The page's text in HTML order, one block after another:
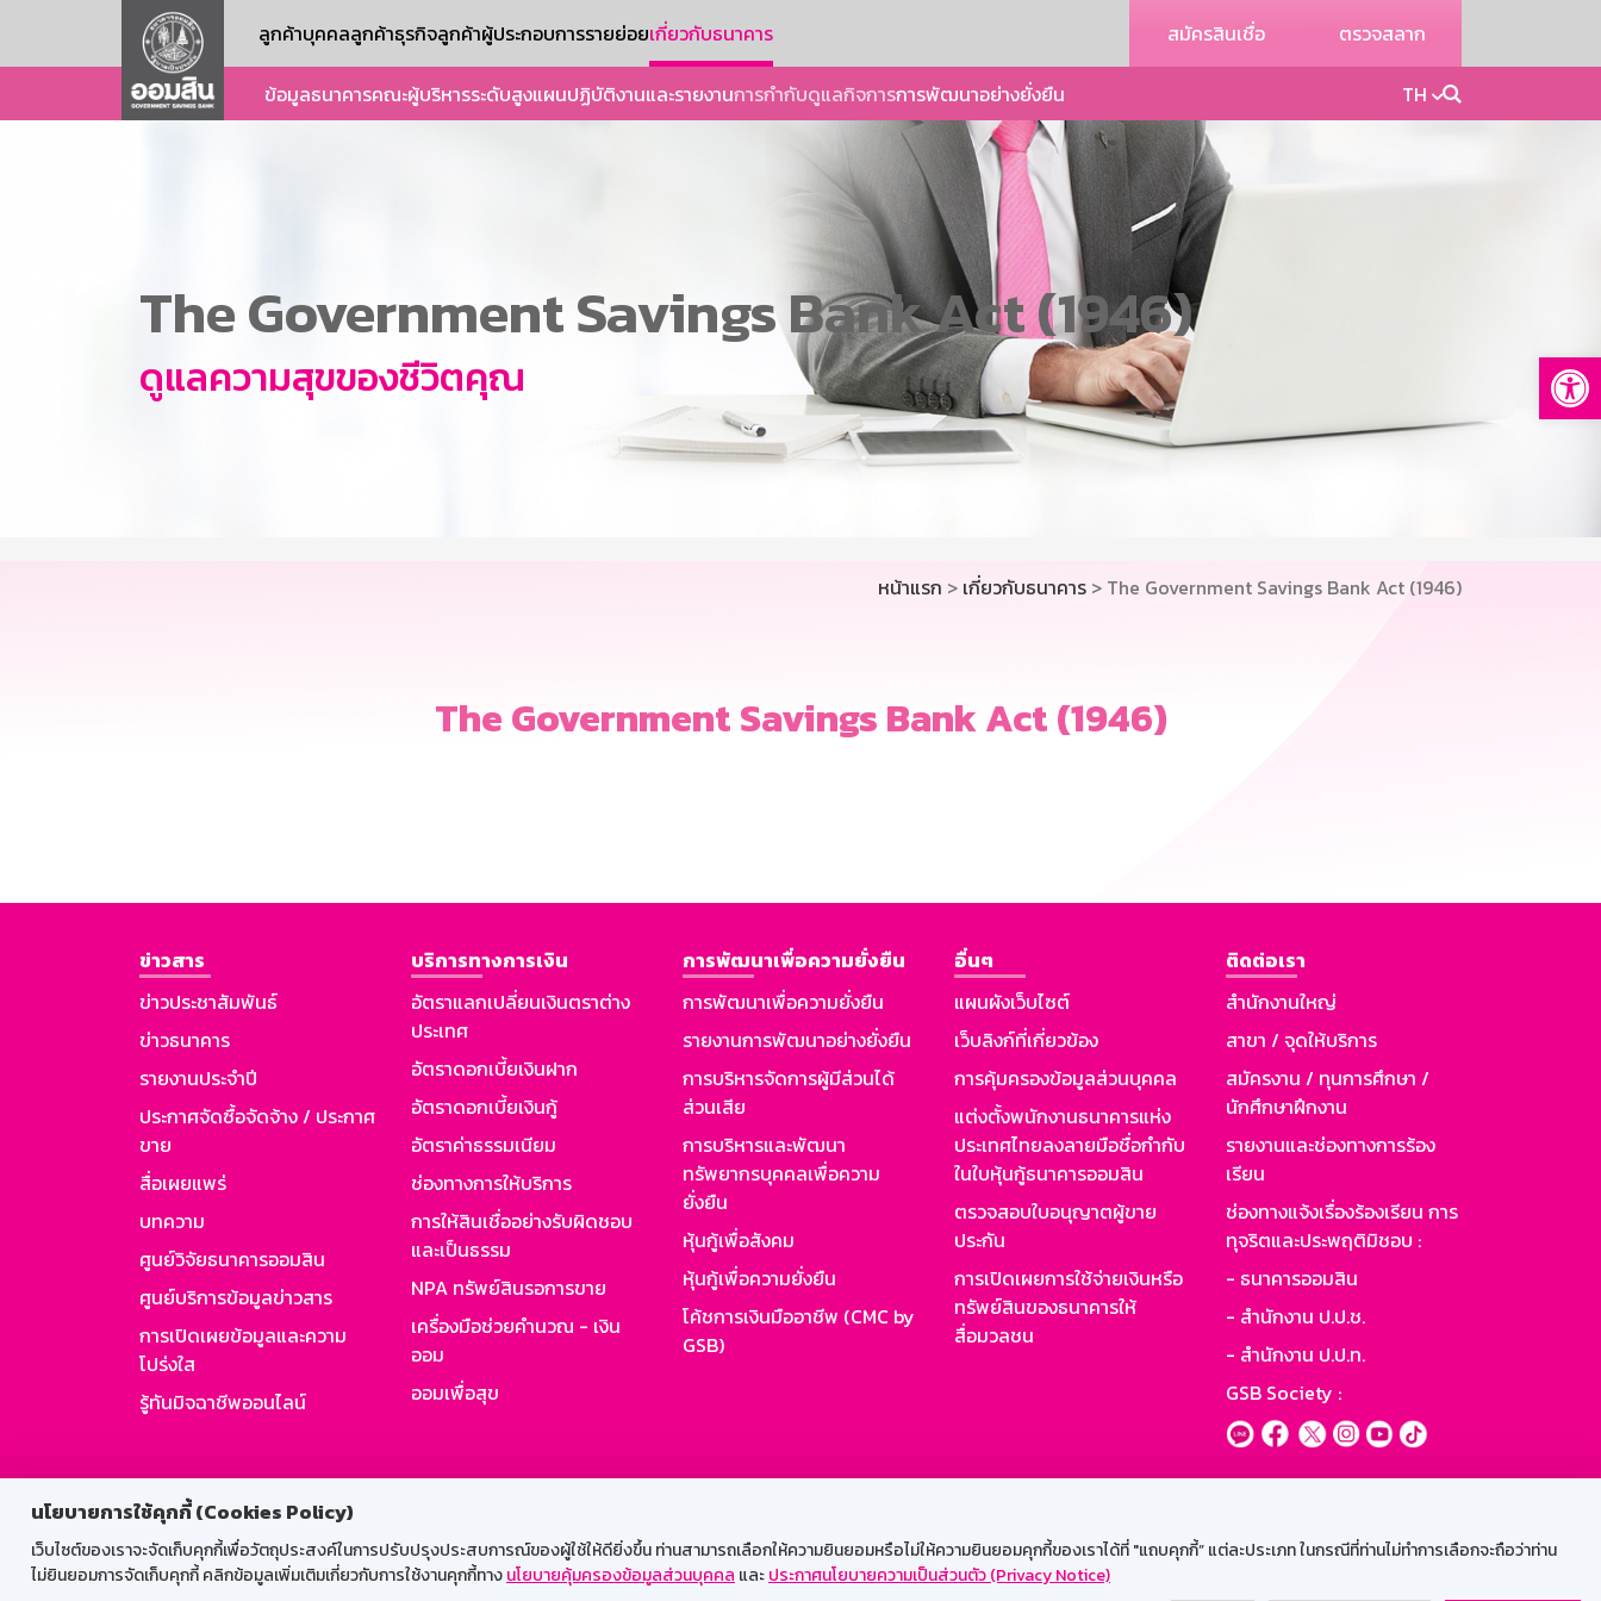
นโยบายการใช้คุกกี้ (Cookies Policy)
เว็บไซต์ของเราจะจัดเก็บคุกกี้เพื่อวัตถุประสงค์ในการปรับปรุงประสบการณ์ของผู้ใช้ให้ดียิ่งขึ้น ท่านสามารถเลือกให้ความยินยอมหรือไม่ให้ความยินยอมคุกกี้ของเราได้ที่ "แถบคุกกี้” แต่ละประเภท ในกรณีที่ท่านไม่ทำการเลือกจะถือว่าท่าน
ไม่ยินยอมการจัดเก็บคุกกี้ คลิกข้อมูลเพิ่มเติมเกี่ยวกับการใช้งานคุกกี้ทางนโยบายคุ้มครองข้อมูลส่วนบุคคล และประกาศนโยบายความเป็นส่วนตัว (Privacy Notice)
ลูกค้าบุคคลลูกค้าธุรกิจลูกค้าผู้ประกอบการรายย่อยเกี่ยวกับธนาคาร สมัครสินเชื่อ ตรวจสลาก
ข้อมูลธนาคารคณะผู้บริหารระดับสูงแผนปฏิบัติงานและรายงานการกำกับดูแลกิจการการพัฒนาอย่างยั่งยืน TH
The Government Savings Bank Act (1946)
ดูแลความสุขของชีวิตคุณ
หน้าแรก > เกี่ยวกับธนาคาร > The Government Savings Bank Act (1946)
The Government Savings Bank Act (1946)
ข่าวสาร
ข่าวประชาสัมพันธ์
ข่าวธนาคาร
รายงานประจำปี
ประกาศจัดซื้อจัดจ้าง / ประกาศ
ขาย
สื่อเผยแพร่
บทความ
ศูนย์วิจัยธนาคารออมสิน
ศูนย์บริการข้อมูลข่าวสาร
การเปิดเผยข้อมูลและความ
โปร่งใส
รู้ทันมิจฉาชีพออนไลน์
บริการทางการเงิน
อัตราแลกเปลี่ยนเงินตราต่าง
ประเทศ
อัตราดอกเบี้ยเงินฝาก
อัตราดอกเบี้ยเงินกู้
อัตราค่าธรรมเนียม
ช่องทางการให้บริการ
การให้สินเชื่ออย่างรับผิดชอบ
และเป็นธรรม
NPA ทรัพย์สินรอการขาย
เครื่องมือช่วยคำนวณ - เงิน
ออม
ออมเพื่อสุข
การพัฒนาเพื่อความยั่งยืน
การพัฒนาเพื่อความยั่งยืน
รายงานการพัฒนาอย่างยั่งยืน
การบริหารจัดการผู้มีส่วนได้
ส่วนเสีย
การบริหารและพัฒนา
ทรัพยากรบุคคลเพื่อความ
ยั่งยืน
หุ้นกู้เพื่อสังคม
หุ้นกู้เพื่อความยั่งยืน
โค้ชการเงินมืออาชีพ (CMC by
GSB)
อื่นๆ
แผนผังเว็บไซต์
เว็บลิงก์ที่เกี่ยวข้อง
การคุ้มครองข้อมูลส่วนบุคคล
แต่งตั้งพนักงานธนาคารแห่ง
ประเทศไทยลงลายมือชื่อกำกับ
ในใบหุ้นกู้ธนาคารออมสิน
ตรวจสอบใบอนุญาตผู้ขาย
ประกัน
การเปิดเผยการใช้จ่ายเงินหรือ
ทรัพย์สินของธนาคารให้
สื่อมวลชน
ติดต่อเรา
สำนักงานใหญ่
สาขา / จุดให้บริการ
สมัครงาน / ทุนการศึกษา /
นักศึกษาฝึกงาน
รายงานและช่องทางการร้อง
เรียน
ช่องทางแจ้งเรื่องร้องเรียน การ
ทุจริตและประพฤติมิชอบ :
- ธนาคารออมสิน
- สำนักงาน ป.ป.ช.
- สำนักงาน ป.ป.ท.
GSB Society :